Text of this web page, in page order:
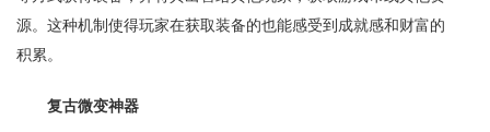
源。这种机制使得玩家在获取装备的也能感受到成就感和财富的
积累。
复古微变神器